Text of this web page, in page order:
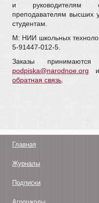
и руководителям
преподавателям высших
студентам.
М: НИИ школьных
5-91447-012-5.
Заказы
podpiska@narodnoe.org
обратная связь
Главная
Журналы
Подписки